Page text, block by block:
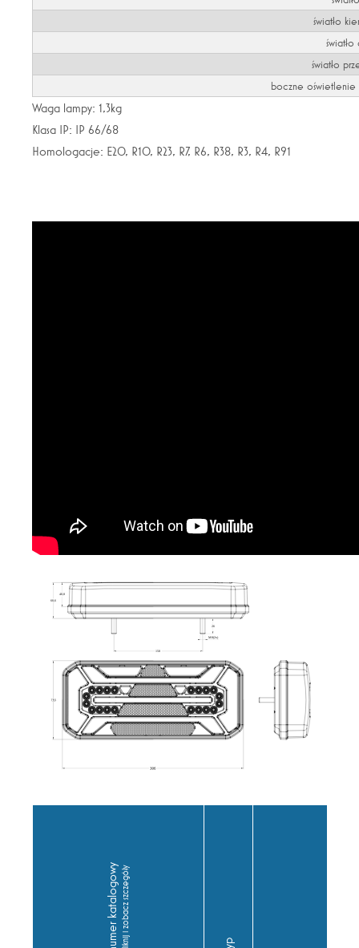
światło
światło
boczne oświetlenie
Waga lampy: 1,3kg
Klasa IP: IP 66/68
Homologacje: E20, R10, R23, R7, R6, R38, R3, R4, R91
numer katalogowykliknij i zobacz szczegóły typ